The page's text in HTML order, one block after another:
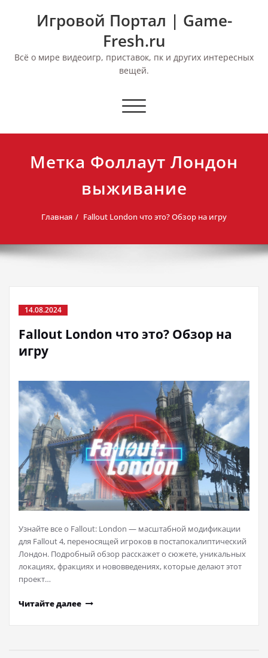
Игровой Портал | Game-
Fresh.ru
Всё о мире видеоигр, приставок, пк и других интересных
вещей.
Переключить
Метка Фоллаут Лондон
выживание
Главная Fallout London что это? Обзор на игру
14.08.2024
Fallout London что это? Обзор на
игру
Узнайте все о Fallout: London — масштабной модификации
для Fallout 4, переносящей игроков в постапокалиптический
Лондон. Подробный обзор расскажет о сюжете, уникальных
локациях, фракциях и нововведениях, которые делают этот
проект…
Читайте далее